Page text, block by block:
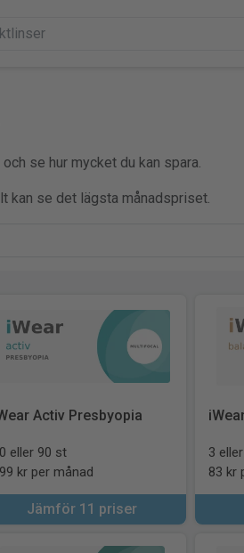
se hur mycket du kan spara.
kan se det lägsta månadspriset.
Activ Presbyopia
eller 90 st
kr per månad
Jämför 11 priser
3
83 kr